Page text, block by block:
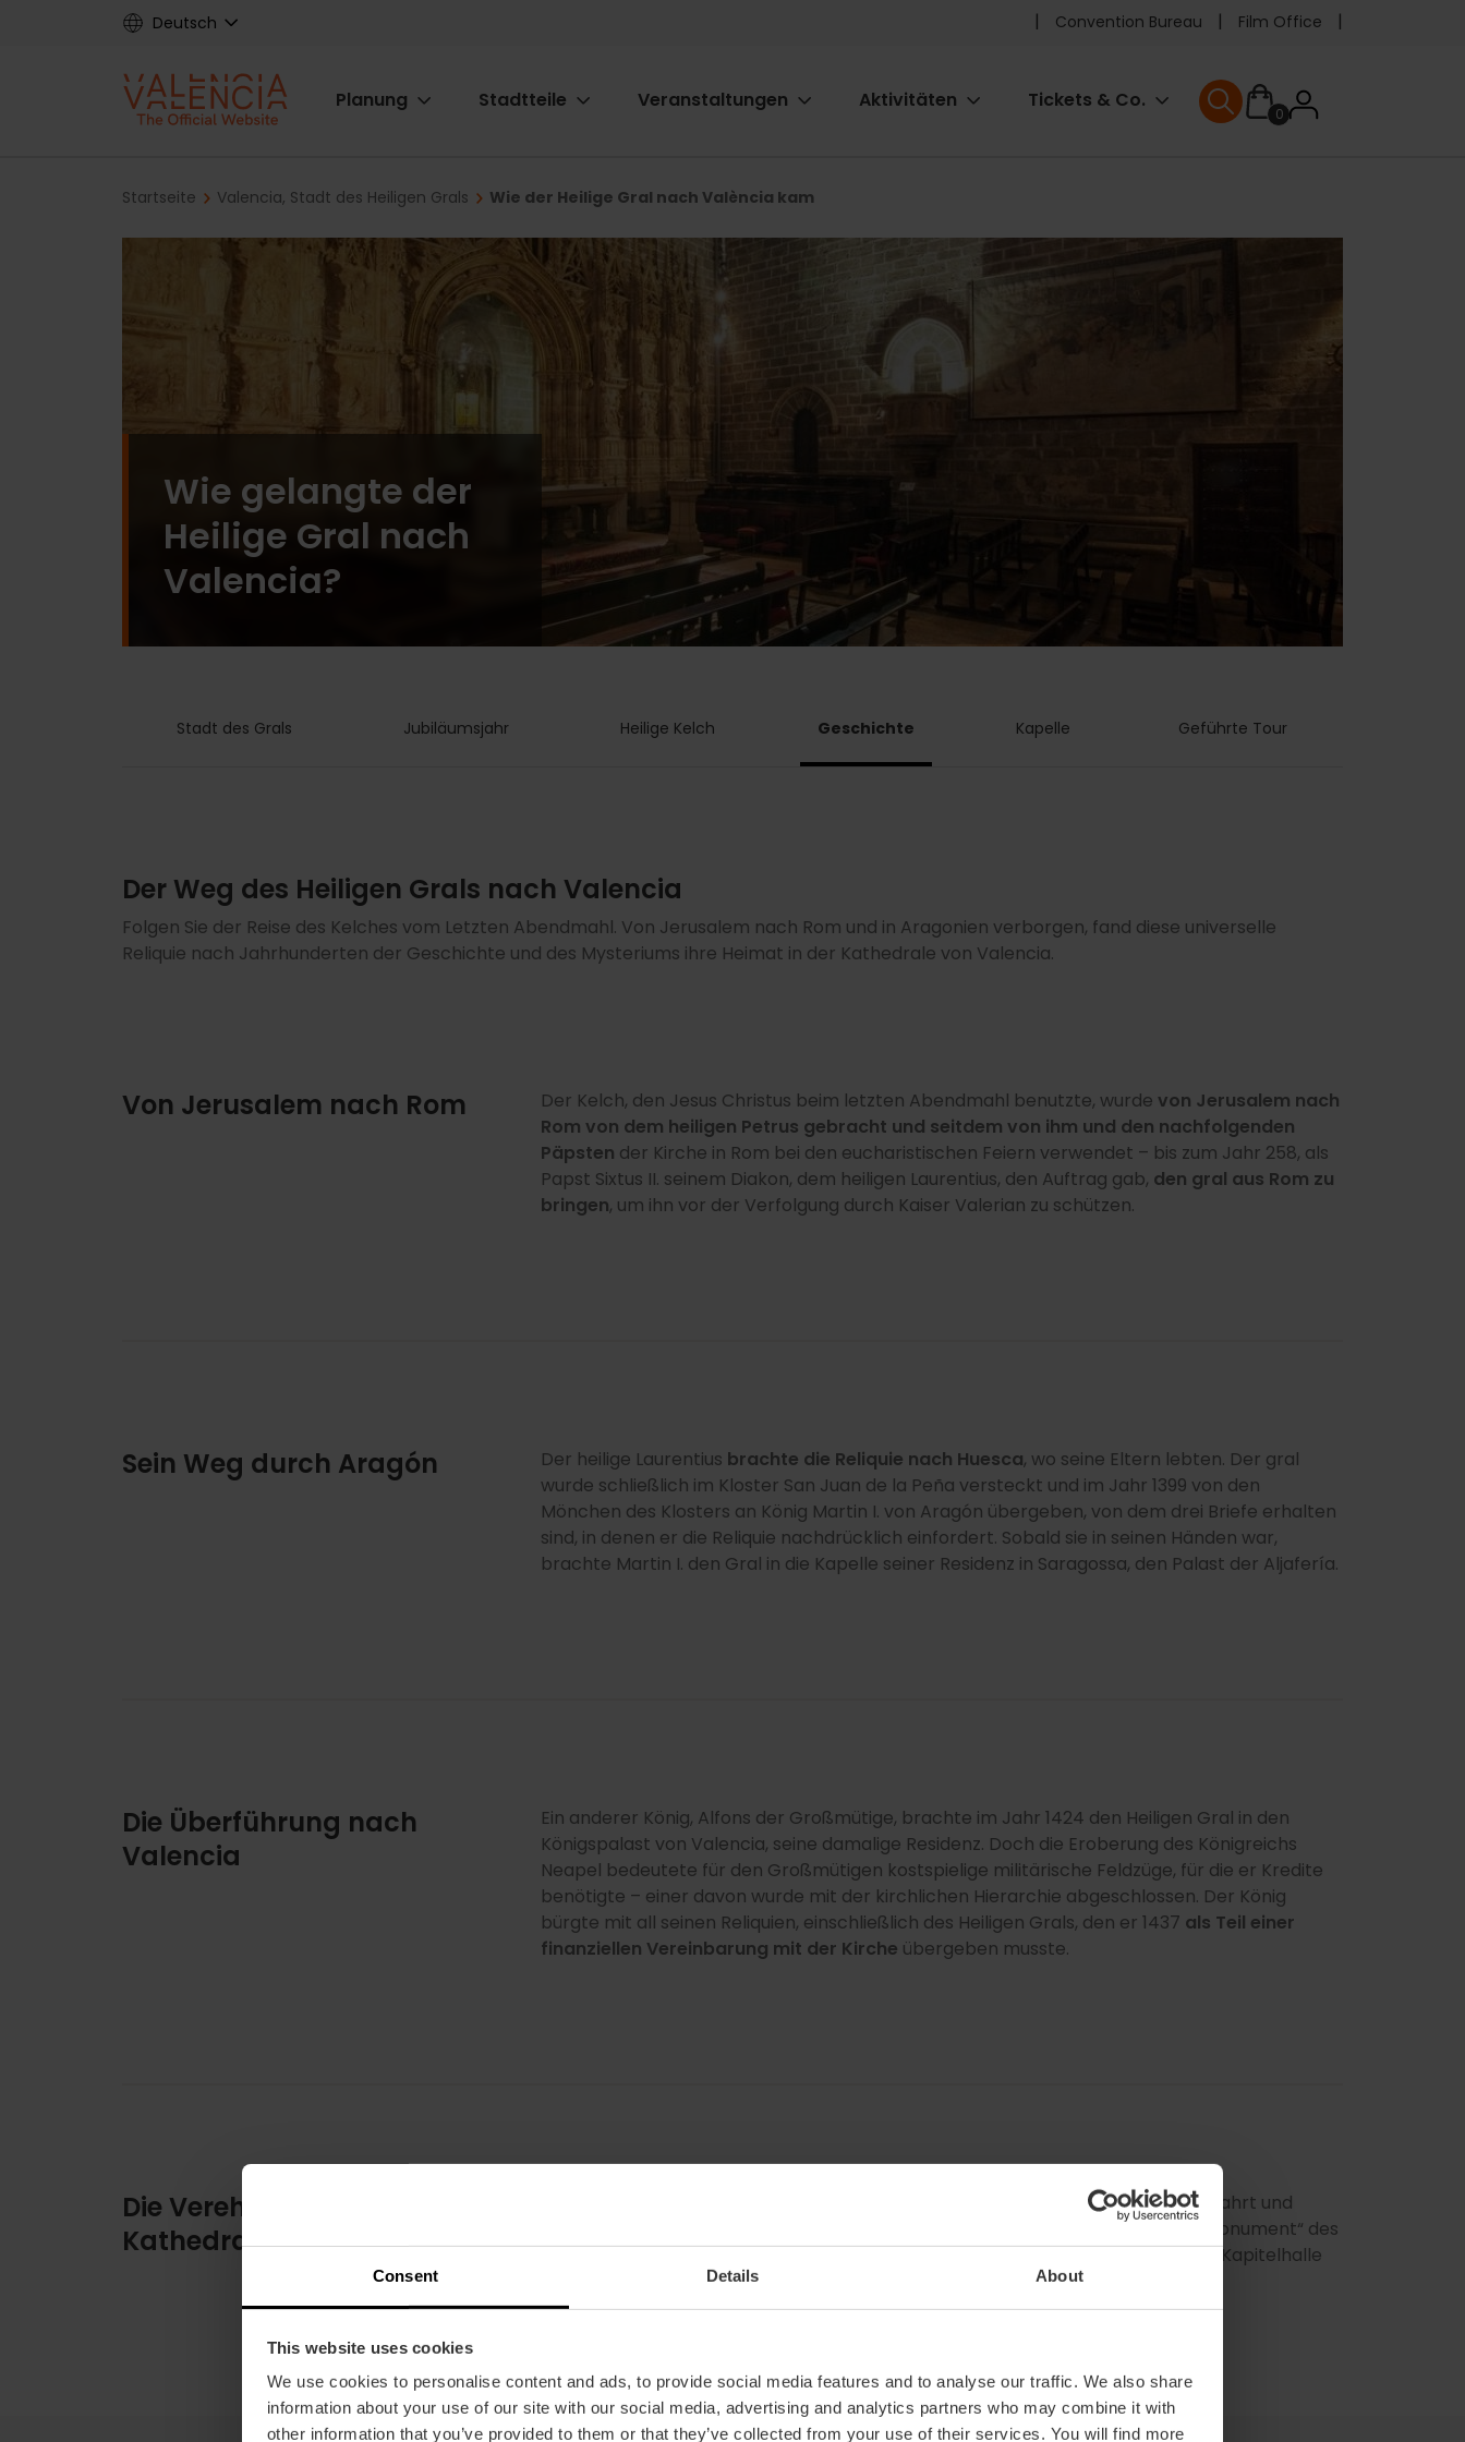
Consent Details About
This website uses cookies
We use cookies to personalise content and ads, to provide social media features and to analyse our traffic. We also share
information about your use of our site with our social media, advertising and analytics partners who may combine it with
other information that you’ve provided to them or that they’ve collected from your use of their services. You will find more
Deutsch
Pre
header
Convention Bureau Film Office
Main
Planung Stadtteile Veranstaltungen Aktivitäten Tickets & Co.
0User
User menu
Breadcrumb
Startseite Valencia, Stadt des Heiligen Grals Wie der Heilige Gral nach València kam
Wie gelangte der
Heilige Gral nach
Valencia?
Stadt des Grals Jubiläumsjahr Heilige Kelch Geschichte Kapelle Geführte Tour
Der Weg des Heiligen Grals nach Valencia
Folgen Sie der Reise des Kelches vom Letzten Abendmahl. Von Jerusalem nach Rom und in Aragonien verborgen, fand diese universelle
Reliquie nach Jahrhunderten der Geschichte und des Mysteriums ihre Heimat in der Kathedrale von Valencia.
Von Jerusalem nach Rom Der Kelch, den Jesus Christus beim letzten Abendmahl benutzte, wurde von Jerusalem nach
Rom von dem heiligen Petrus gebracht und seitdem von ihm und den nachfolgenden
Päpsten der Kirche in Rom bei den eucharistischen Feiern verwendet – bis zum Jahr 258, als
Papst Sixtus II. seinem Diakon, dem heiligen Laurentius, den Auftrag gab, den gral aus Rom zu
bringen, um ihn vor der Verfolgung durch Kaiser Valerian zu schützen.
Sein Weg durch Aragón Der heilige Laurentius brachte die Reliquie nach Huesca, wo seine Eltern lebten. Der gral
wurde schließlich im Kloster San Juan de la Peña versteckt und im Jahr 1399 von den
Mönchen des Klosters an König Martin I. von Aragón übergeben, von dem drei Briefe erhalten
sind, in denen er die Reliquie nachdrücklich einfordert. Sobald sie in seinen Händen war,
brachte Martin I. den Gral in die Kapelle seiner Residenz in Saragossa, den Palast der Aljafería.
Die Überführung nach
Valencia
Ein anderer König, Alfons der Großmütige, brachte im Jahr 1424 den Heiligen Gral in den
Königspalast von Valencia, seine damalige Residenz. Doch die Eroberung des Königreichs
Neapel bedeutete für den Großmütigen kostspielige militärische Feldzüge, für die er Kredite
benötigte – einer davon wurde mit der kirchlichen Hierarchie abgeschlossen. Der König
bürgte mit all seinen Reliquien, einschließlich des Heiligen Grals, den er 1437 als Teil einer
finanziellen Vereinbarung mit der Kirche übergeben musste.
Die Verehrung in der
Kathedrale von Valencia
Er wurde über Jahrhunderte hinweg unter den Reliquien der Kathedrale aufbewahrt und
verehrt und bis ins 18. Jahrhundert verwendet, um die konsekrierte Hostie im „Monument“ des
Gründonnerstags zu enthalten, bis er schließlich im Jahr 1916 in der ehemaligen Kapitelhalle
installiert wurde, die als Kapelle des Heiligen Grals hergerichtet wurde.